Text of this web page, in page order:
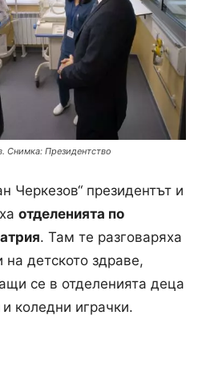
Снимка: Президентство
президентът и
отделенията по
. Там те разговаряха
на детското здраве,
се в отделенията деца
коледни играчки.